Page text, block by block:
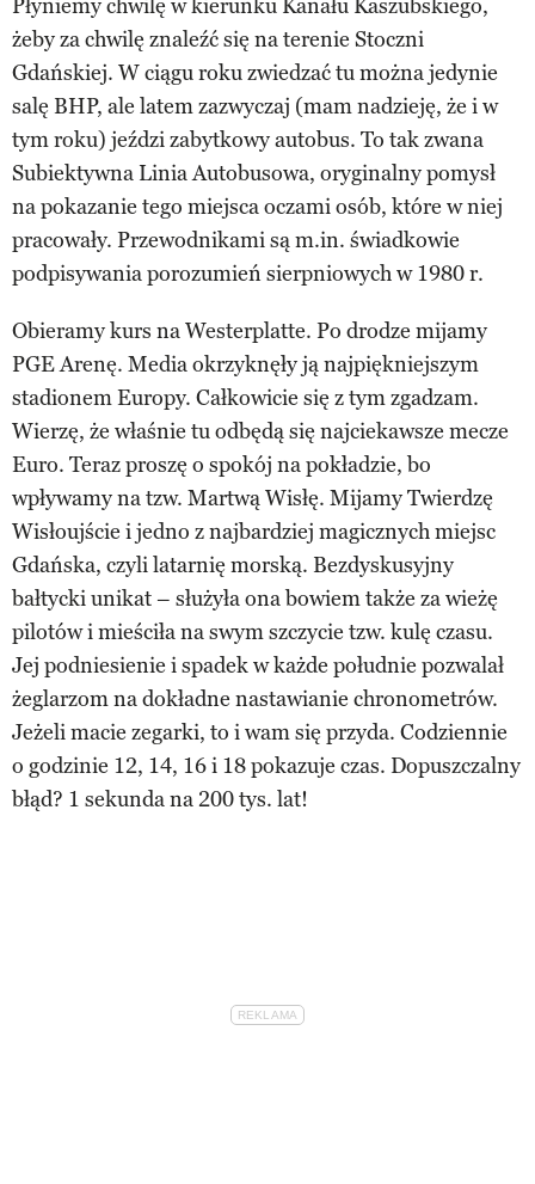
Płyniemy chwilę w kierunku Kanału Kaszubskiego,
żeby za chwilę znaleźć się na terenie Stoczni
Gdańskiej. W ciągu roku zwiedzać tu można jedynie
salę BHP, ale latem zazwyczaj (mam nadzieję, że i w
tym roku) jeździ zabytkowy autobus. To tak zwana
Subiektywna Linia Autobusowa, oryginalny pomysł
na pokazanie tego miejsca oczami osób, które w niej
pracowały. Przewodnikami są m.in. świadkowie
podpisywania porozumień sierpniowych w 1980 r.
Obieramy kurs na Westerplatte. Po drodze mijamy
PGE Arenę. Media okrzyknęły ją najpiękniejszym
stadionem Europy. Całkowicie się z tym zgadzam.
Wierzę, że właśnie tu odbędą się najciekawsze mecze
Euro. Teraz proszę o spokój na pokładzie, bo
wpływamy na tzw. Martwą Wisłę. Mijamy Twierdzę
Wisłoujście i jedno z najbardziej magicznych miejsc
Gdańska, czyli latarnię morską. Bezdyskusyjny
bałtycki unikat – służyła ona bowiem także za wieżę
pilotów i mieściła na swym szczycie tzw. kulę czasu.
Jej podniesienie i spadek w każde południe pozwalał
żeglarzom na dokładne nastawianie chronometrów.
Jeżeli macie zegarki, to i wam się przyda. Codziennie
o godzinie 12, 14, 16 i 18 pokazuje czas. Dopuszczalny
błąd? 1 sekunda na 200 tys. lat!